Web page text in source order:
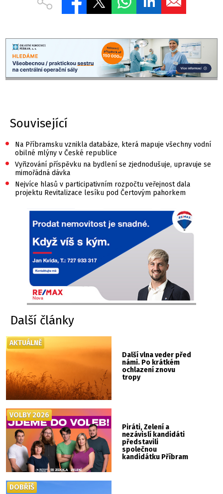
Související
•
Na Příbramsku vznikla databáze, která mapuje všechny vodní
obilné mlýny v České republice
•
Vyřizování příspěvku na bydlení se zjednodušuje, upravuje se
mimořádná dávka
•
Nejvíce hlasů v participativním rozpočtu veřejnost dala
projektu Revitalizace lesíku pod Čertovým pahorkem
Další články
Další vlna veder před
námi. Po krátkém
ochlazení znovu
tropy
AKTUÁLNĚ
Piráti, Zelení a
nezávislí kandidáti
představili
společnou
kandidátku Příbram
VOLBY 2026
DOBŘÍŠ